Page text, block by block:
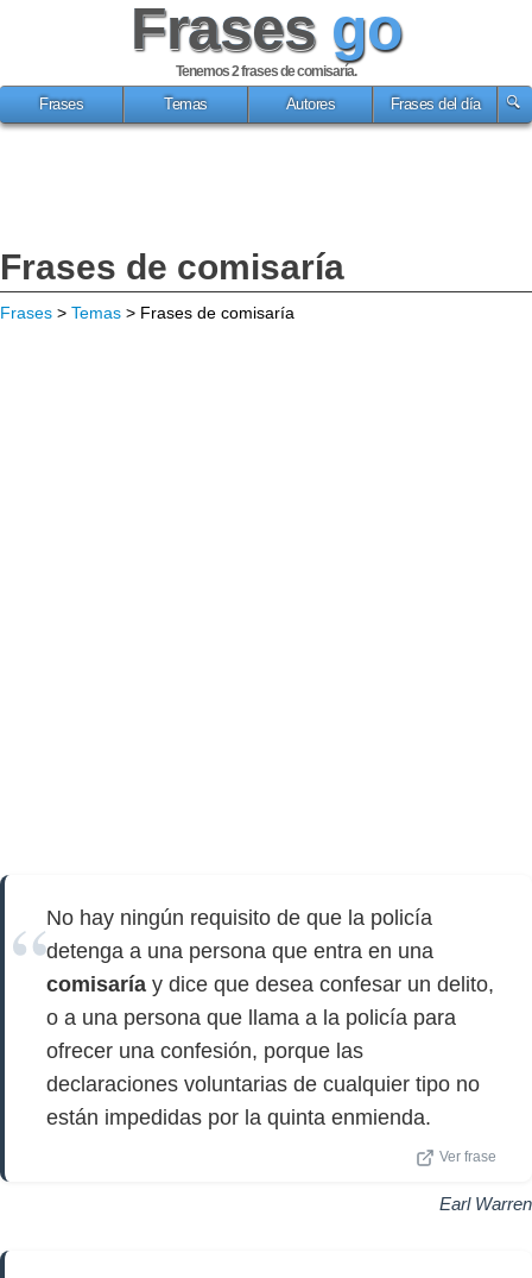
Frases go
Tenemos 2frases de comisaría.
Frases
Temas Autores Frases del día
Frases de comisaría
Frases > Temas > Frases de comisaría
No hay ningún requisito de que la policía
detenga a una persona que entra en una
comisaría y dice que desea confesar un delito,
o a una persona que llama a la policía para
ofrecer una confesión, porque las
declaraciones voluntarias de cualquier tipo no
están impedidas por la quinta enmienda.
Ver frase
Earl Warren